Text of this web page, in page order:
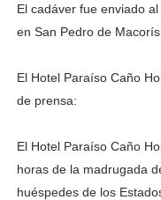
El cadáver fue enviado
en San Pedro de
El Hotel Paraíso Caño
de prensa:
El Hotel Paraíso Caño
horas de la madrugada
huéspedes de los